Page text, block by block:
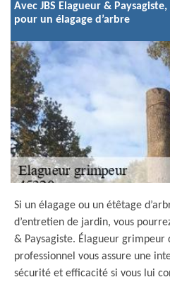
Avec JBS Elagueur &
pour un élagage d’arbre
Si un élagage ou un étêtage
d’entretien de jardin, vous
& Paysagiste. Élagueur grimpeur
professionnel vous assure une
sécurité et efficacité si vous lui